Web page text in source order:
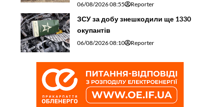
06/08/2026 08:55 Reporter
ЗСУ за добу знешкодили ще 1330
окупантів
06/08/2026 08:10 Reporter